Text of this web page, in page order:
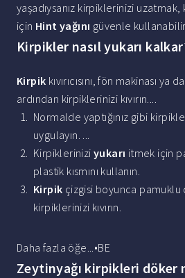
yaşadıysanız kirpiklerinizi uzatmak,
için Hint yağını güvenle
Kirpikler nasıl yukarı
Kirpik kıvırıcısını, fön makinası ya
ardından kirpiklerinizi kıvırın....
Normalde yaptığınız gibi
uygulayın. ...
Kirpiklerinizi yukarı itmek için
plastik kısmını kullanın.
Kirpik çizgisi boyunca
kirpiklerinizi kıvırın.
Daha fazla öğe...•BE
Zeytinyağı kirpikleri döker